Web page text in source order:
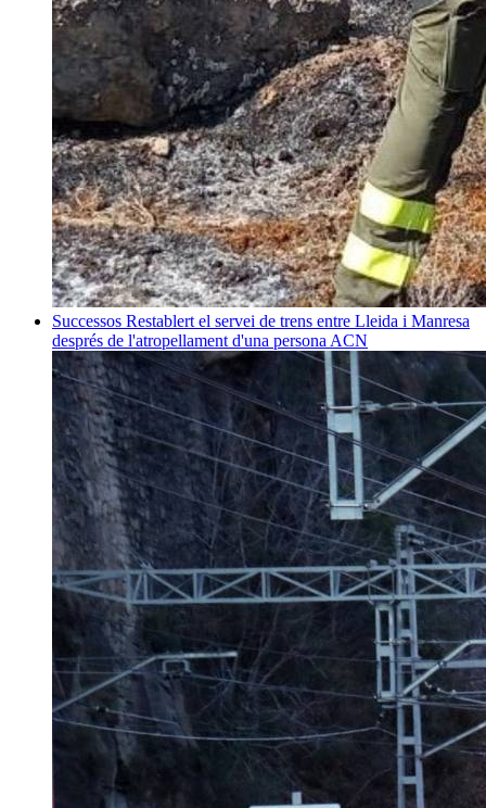
Successos Restablert el servei de trens entre Lleida i Manresa
després de l'atropellament d'una persona ACN